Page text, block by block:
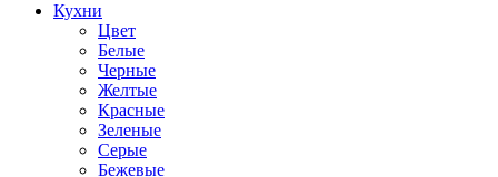
Кухни
Цвет
Белые
Черные
Желтые
Красные
Зеленые
Серые
Бежевые